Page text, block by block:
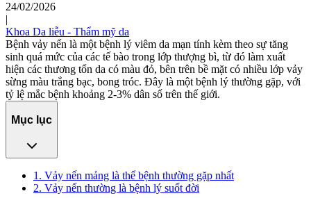
24/02/2026
|
Khoa Da liễu - Thẩm mỹ da
Bệnh vảy nến là một bệnh lý viêm da mạn tính kèm theo sự tăng
sinh quá mức của các tế bào trong lớp thượng bì, từ đó làm xuất
hiện các thương tổn da có màu đỏ, bên trên bề mặt có nhiều lớp vảy
sừng màu trắng bạc, bong tróc. Đây là một bệnh lý thường gặp, với
tỷ lệ mắc bệnh khoảng 2-3% dân số trên thế giới.
Mục lục
1. Vảy nến mảng là thể bệnh thường gặp nhất
2. Vảy nến thường là bệnh lý suốt đời